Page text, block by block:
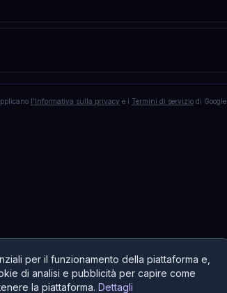
per il funzionamento della piattaforma e,
di analisi e pubblicità per capire come
la piattaforma. Dettagli
l'Informativa sulla privacy e i Termini di servizio di Google.